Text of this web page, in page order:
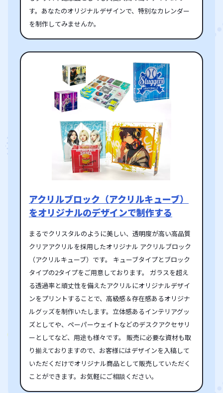
す。あなたのオリジナルデザインで、特別なカレンダー
を制作してみませんか。
アクリルブロック（アクリルキューブ）
をオリジナルのデザインで制作する
まるでクリスタルのように美しい、透明度が高い高品質
クリアアクリルを採用したオリジナル アクリルブロック
（アクリルキューブ）です。 キューブタイプとブロック
タイプの2タイプをご用意しております。 ガラスを超え
る透過率と頑丈性を備えたアクリルにオリジナルデザイ
ンをプリントすることで、高級感＆存在感あるオリジナ
ルグッズを制作いたします。立体感あるインテリアグッ
ズとしてや、ペーパーウェイトなどのデスクアクセサリ
ーとしてなど、用途も様々です。 販売に必要な資材も取
り揃えておりますので、お客様にはデザインを入稿して
いただくだけでオリジナル商品として販売していただく
ことができます。お気軽にご相談ください。